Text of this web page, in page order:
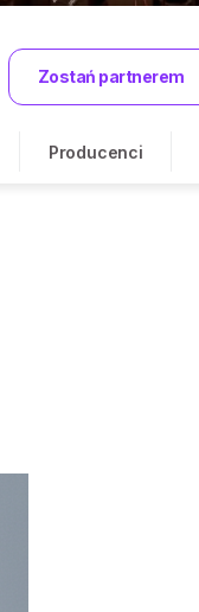
Zostań partnerem
Producenci